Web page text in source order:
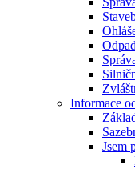
Informace
Jsem